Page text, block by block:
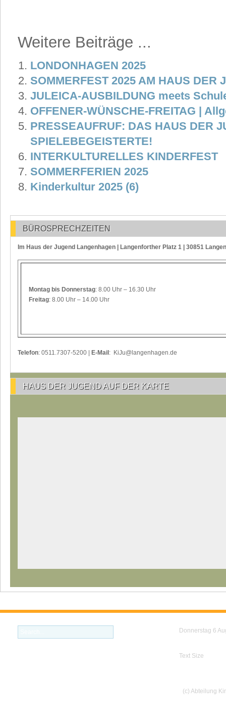
Weitere Beiträge ...
LONDONHAGEN 2025
SOMMERFEST 2025 AM HAUS DER
JULEICA-AUSBILDUNG meets
OFFENER-WÜNSCHE-FREITAG |
PRESSEAUFRUF: DAS HAUS DER
SPIELEBEGEISTERTE!
INTERKULTURELLES KINDERFEST
SOMMERFERIEN 2025
Kinderkultur 2025 (6)
BÜROSPRECHZEITEN
Im Haus der Jugend Langenhagen | Langenforther Platz 1 | 30851
Montag bis Donnerstag: 8.00 Uhr – 16.30 Uhr
Freitag: 8.00 Uhr – 14.00 Uhr
Telefon: 0511.7307-5200 | E-Mail: KiJu@langenhagen.de
HAUS DER JUGEND AUF DER KARTE
Donnerstag 6
Text Size
(c) Abteilung